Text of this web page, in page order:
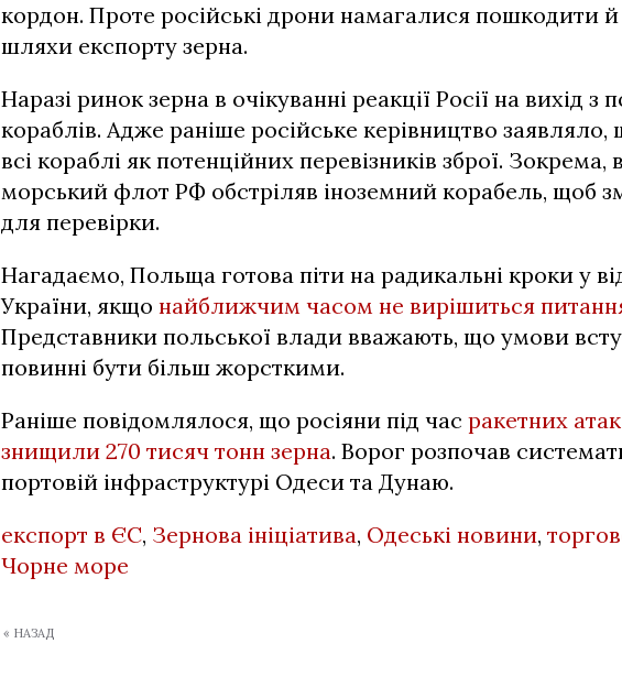
кордон. Проте російські дрони намагалися пошкодити й
шляхи експорту зерна.
Наразі ринок зерна в очікуванні реакції Росії на вихід з
кораблів. Адже раніше російське керівництво
всі кораблі як потенційних перевізників зброї. Зокрема,
морський флот РФ обстріляв іноземний корабель, щоб
для перевірки.
Нагадаємо, Польща готова піти на радикальні кроки у
України, якщо найближчим часом не вирішиться
Представники польської влади вважають, що умови
повинні бути більш жорсткими.
Раніше повідомлялося, що росіяни під час ракетних
знищили 270 тисяч тонн зерна. Ворог розпочав
портовій інфраструктурі Одеси та Дунаю.
експорт в ЄС, Зернова ініціатива, Одеські новини,
Чорне море
« НАЗАД